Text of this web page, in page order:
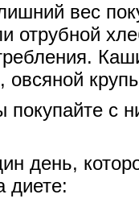
вес
отрубной
овсяной
покупайте с
день,
диете: